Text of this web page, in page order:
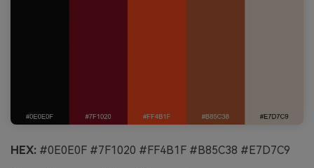
HEX: #0E0E0F #7F1020 #FF4B1F #B85C38 #E7D7C9